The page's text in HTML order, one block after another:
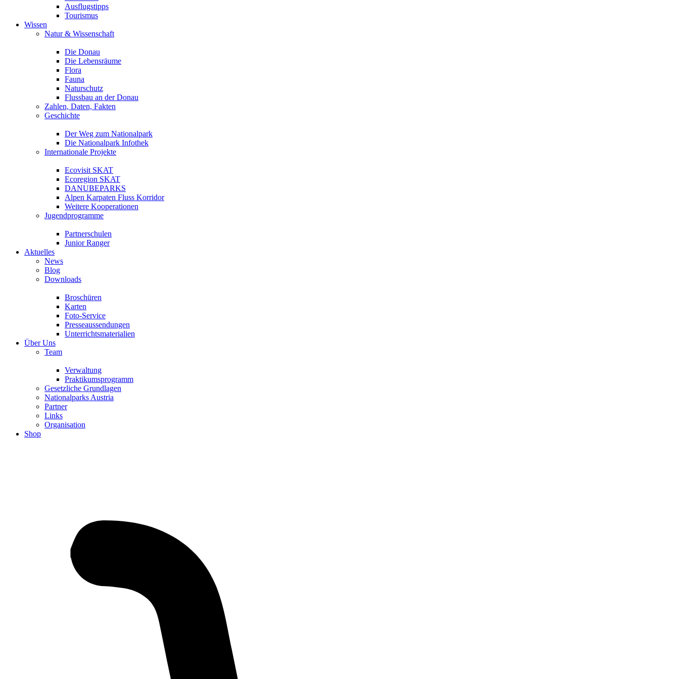
Ausflugstipps
Tourismus
Wissen
Natur & Wissenschaft
Die Donau
Die Lebensräume
Flora
Fauna
Naturschutz
Flussbau an der Donau
Zahlen, Daten, Fakten
Geschichte
Der Weg zum Nationalpark
Die Nationalpark Infothek
Internationale Projekte
Ecovisit SKAT
Ecoregion SKAT
DANUBEPARKS
Alpen Karpaten Fluss Korridor
Weitere Kooperationen
Jugendprogramme
Partnerschulen
Junior Ranger
Aktuelles
News
Blog
Downloads
Broschüren
Karten
Foto-Service
Presseaussendungen
Unterrichtsmaterialien
Über Uns
Team
Verwaltung
Praktikumsprogramm
Gesetzliche Grundlagen
Nationalparks Austria
Partner
Links
Organisation
Shop